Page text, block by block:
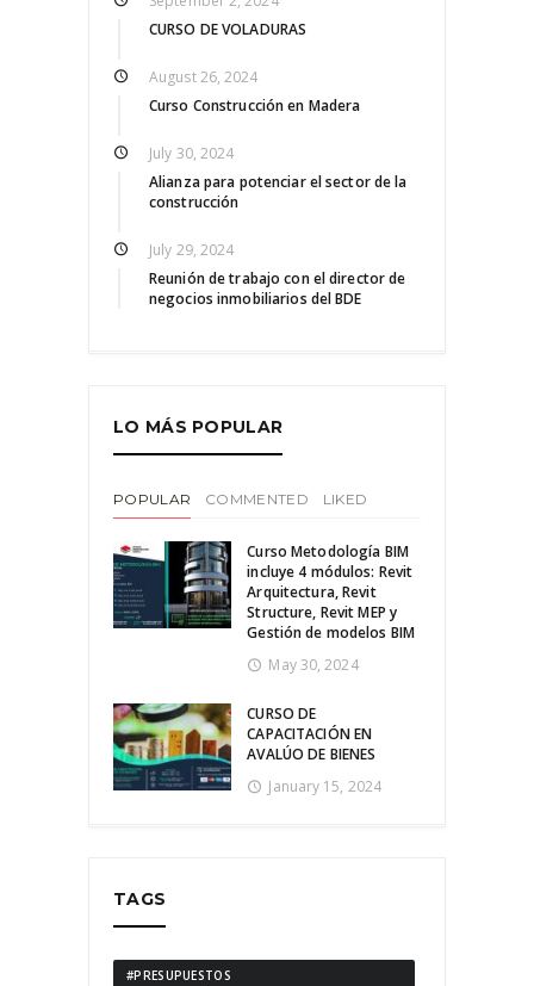
CURSO DE VOLADURAS
August 26, 2024
Curso Construcción en Madera
July 30, 2024
Alianza para potenciar el sector de la
construcción
July 29, 2024
Reunión de trabajo con el director de
negocios inmobiliarios del BDE
LO MÁS POPULAR
POPULAR COMMENTED LIKED
Curso Metodología BIM
incluye 4 módulos: Revit
Arquitectura, Revit
Structure, Revit MEP y
Gestión de modelos BIM
May 30, 2024
CURSO DE
CAPACITACIÓN EN
AVALÚO DE BIENES
January 15, 2024
TAGS
#PRESUPUESTOS